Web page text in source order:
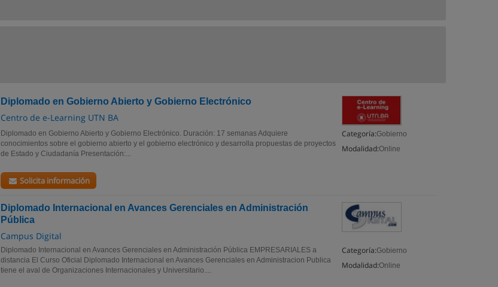
Diplomado en Gobierno Abierto y Gobierno Electrónico
Centro de e-Learning UTN BA
Categoría:Gobierno
Modalidad:Online
Diplomado en Gobierno Abierto y Gobierno Electrónico. Duración: 17 semanas Adquiere
conocimientos sobre el gobierno abierto y el gobierno electrónico y desarrolla propuestas de proyectos
de Estado y Ciudadanía Presentación:...
Solicita información
Diplomado Internacional en Avances Gerenciales en Administración
Pública
Campus Digital
Categoría:Gobierno
Modalidad:Online
Diplomado Internacional en Avances Gerenciales en Administración Pública EMPRESARIALES a
distancia El Curso Oficial Diplomado Internacional en Avances Gerenciales en Administracion Publica
tiene el aval de Organizaciones Internacionales y Universitario....